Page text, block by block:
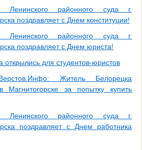
Ленинского районного суда г.
поздравляет с Днем конституции!
Ленинского районного суда г.
поздравляет с Днем юриста!
открылись для студентов-юристов
Житель Белорецка
Магнитогорске за попытку купить
Ленинского районного суда г.
поздравляет с Днем работника